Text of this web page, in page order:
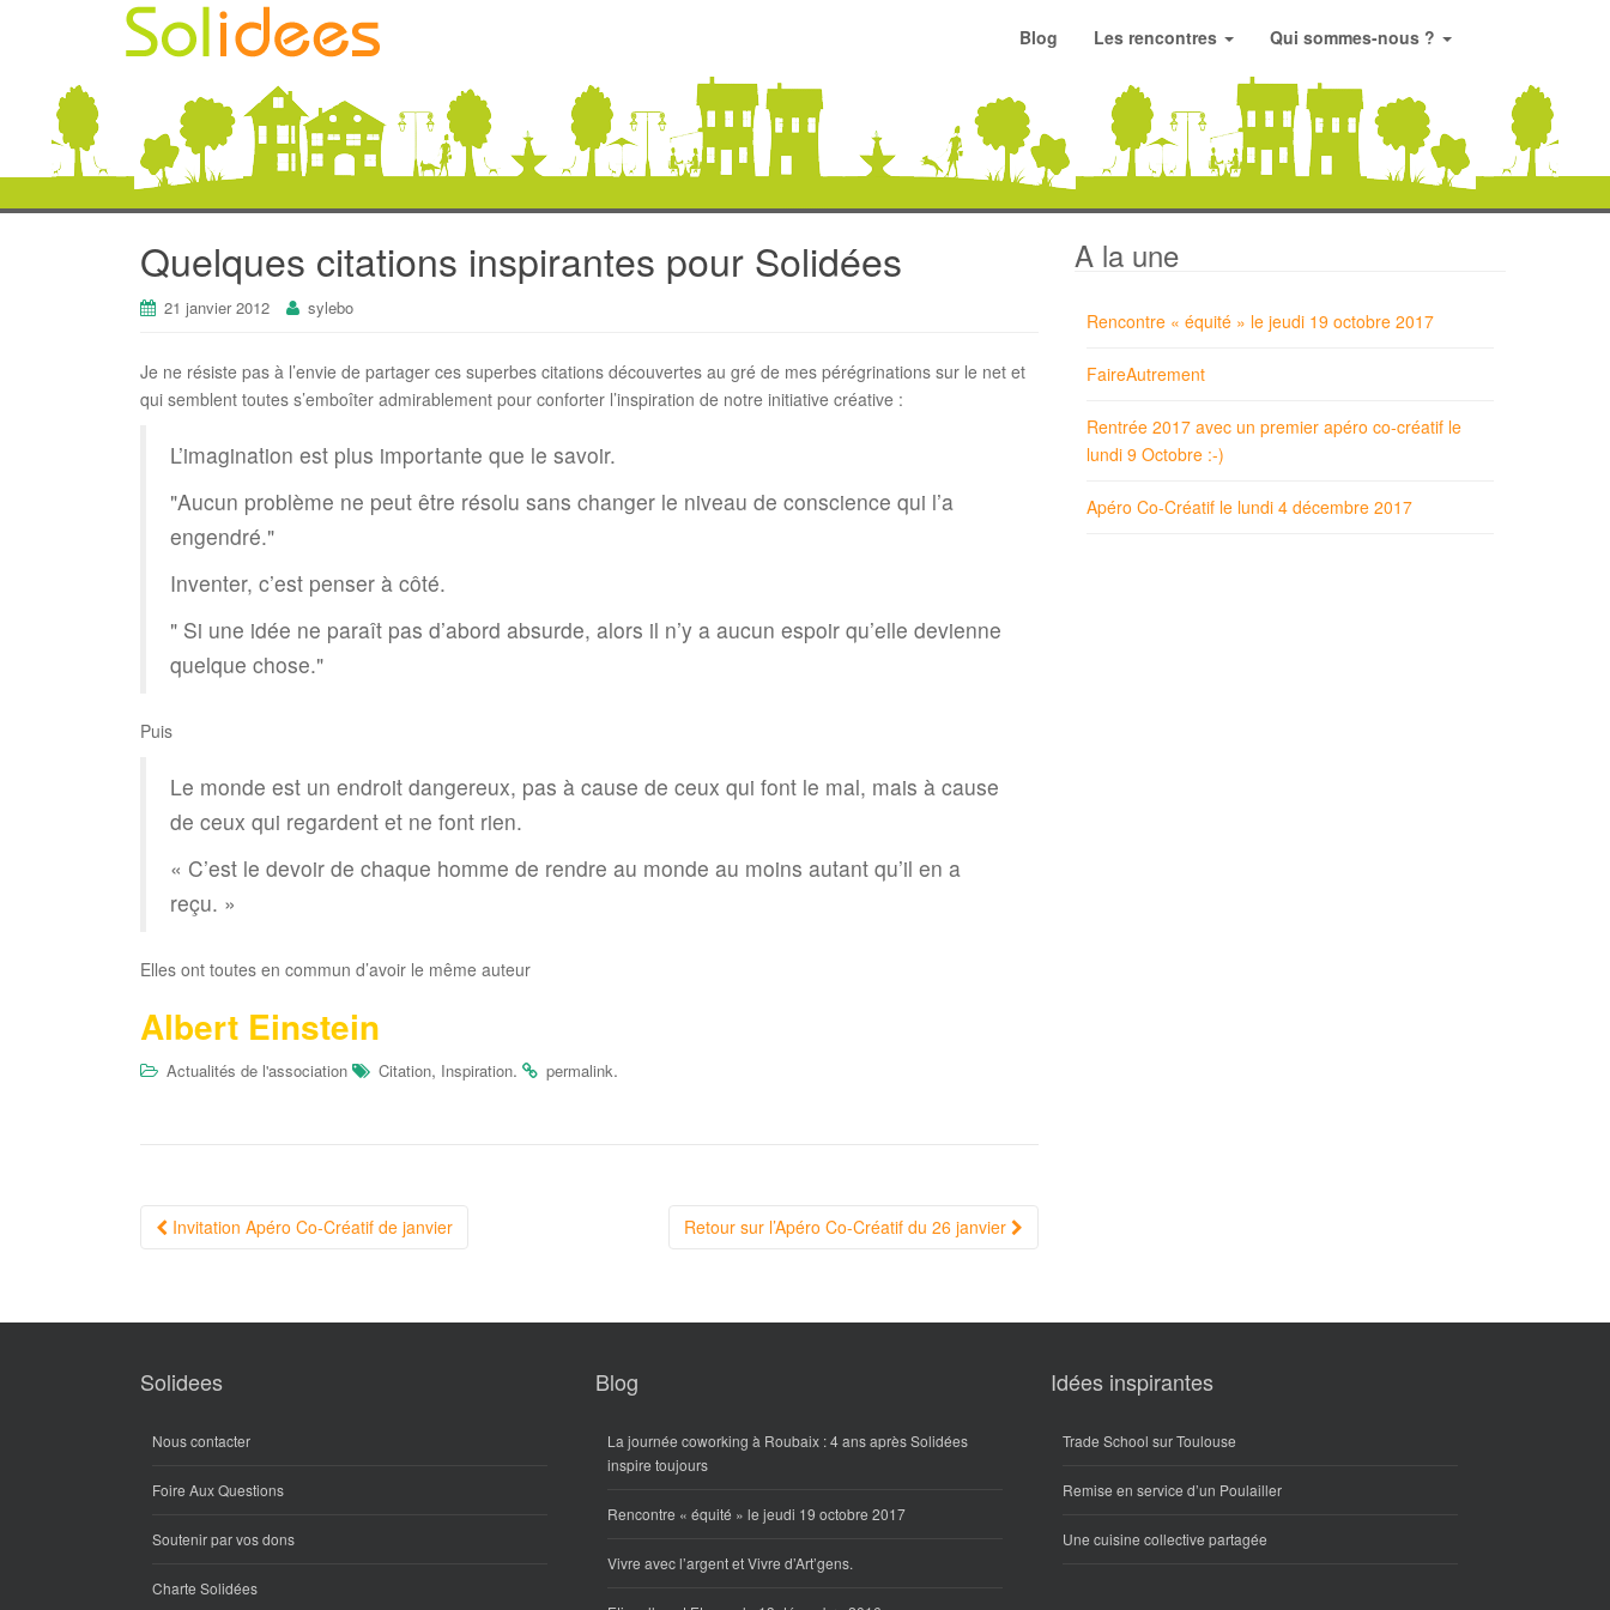
Blog Les rencontres Qui sommes-nous ?
Quelques citations inspirantes pour Solidées
21 janvier 2012 sylebo
Je ne résiste pas à l’envie de partager ces superbes citations découvertes au gré de mes pérégrinations sur le net et
qui semblent toutes s’emboîter admirablement pour conforter l’inspiration de notre initiative créative :
L’imagination est plus importante que le savoir.
Aucun problème ne peut être résolu sans changer le niveau de conscience qui l’a
engendré.
Inventer, c’est penser à côté.
Si une idée ne paraît pas d’abord absurde, alors il n’y a aucun espoir qu’elle devienne
quelque chose.
Puis
Le monde est un endroit dangereux, pas à cause de ceux qui font le mal, mais à cause
de ceux qui regardent et ne font rien.
« C’est le devoir de chaque homme de rendre au monde au moins autant qu’il en a
reçu. »
Elles ont toutes en commun d’avoir le même auteur
Albert Einstein
Actualités de l'association Citation, Inspiration. permalink.
Navigation
Invitation Apéro Co-Créatif de janvier Retour sur l’Apéro Co-Créatif du 26 janvier
A la une
Rencontre « équité » le jeudi 19 octobre 2017
FaireAutrement
Rentrée 2017 avec un premier apéro co-créatif le
lundi 9 Octobre :-)
Apéro Co-Créatif le lundi 4 décembre 2017
Solidees
Nous contacter
Foire Aux Questions
Soutenir par vos dons
Charte Solidées
Blog
La journée coworking à Roubaix : 4 ans après Solidées
inspire toujours
Rencontre « équité » le jeudi 19 octobre 2017
Vivre avec l’argent et Vivre d’Art’gens.
Idées inspirantes
Trade School sur Toulouse
Remise en service d’un Poulailler
Une cuisine collective partagée